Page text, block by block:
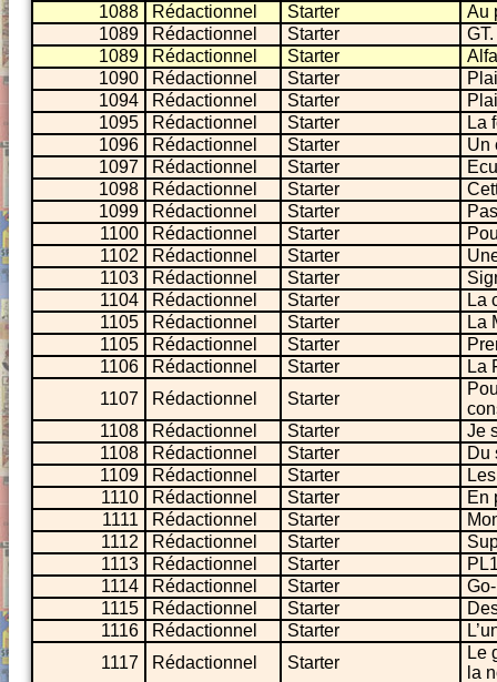
1088
Rédactionnel Starter
Au
1089
Rédactionnel Starter
1089
Rédactionnel Starter
1090
Rédactionnel Starter
1094
Rédactionnel Starter
1095
Rédactionnel Starter
La
1096
Rédactionnel Starter
Un
1097
Rédactionnel Starter
1098
Rédactionnel Starter
1099
Rédactionnel Starter
1100
Rédactionnel Starter
1102
Rédactionnel Starter
1103
Rédactionnel Starter
1104
Rédactionnel Starter
La
1105
Rédactionnel Starter
La
1105
Rédactionnel Starter
1106
Rédactionnel Starter
La
1107
Rédactionnel Starter
1108
Rédactionnel Starter
Je
1108
Rédactionnel Starter
Du
1109
Rédactionnel Starter
1110
Rédactionnel Starter
En
1111
Rédactionnel Starter
1112
Rédactionnel Starter
1113
Rédactionnel Starter
1114
Rédactionnel Starter
1115
Rédactionnel Starter
1116
Rédactionnel Starter
1117
Rédactionnel Starter
Le
la